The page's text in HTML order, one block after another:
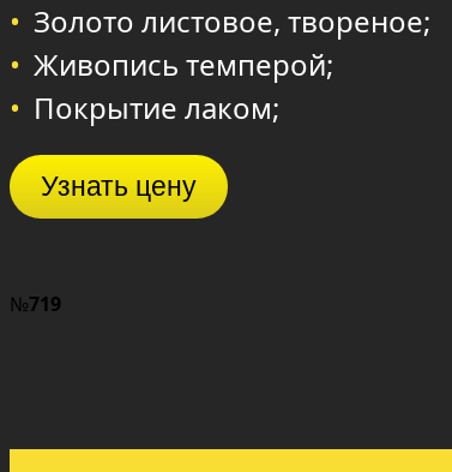
Золото листовое, твореное;
Живопись темперой;
Покрытие лаком;
Узнать цену
№719